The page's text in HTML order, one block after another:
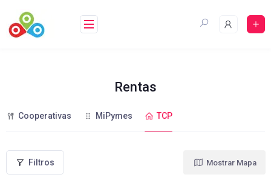
contenido
Rentas
Cooperativas MiPymes TCP
Filtros Mostrar Mapa